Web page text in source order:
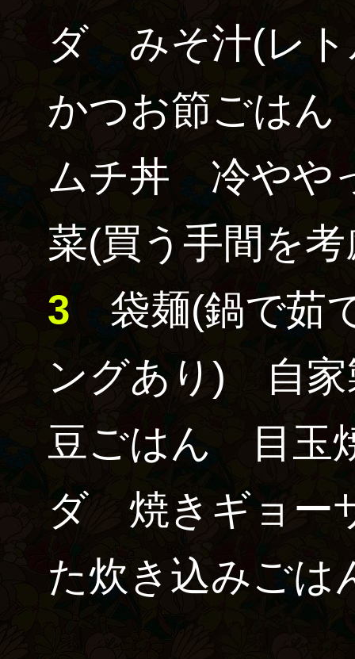
ダ みそ汁(レ
かつお節ごは
ムチ丼 冷やや
菜(買う手間を考
3 袋麺(鍋で茹
ングあり) 自家
豆ごはん 目玉
ダ 焼きギョー
た炊き込みごは